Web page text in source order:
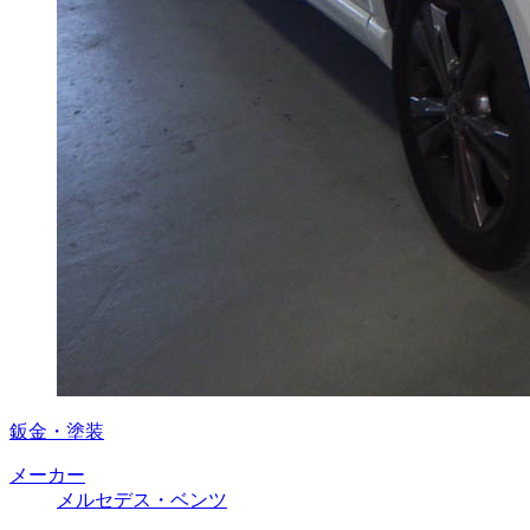
鈑金・塗装
メーカー
メルセデス・ベンツ